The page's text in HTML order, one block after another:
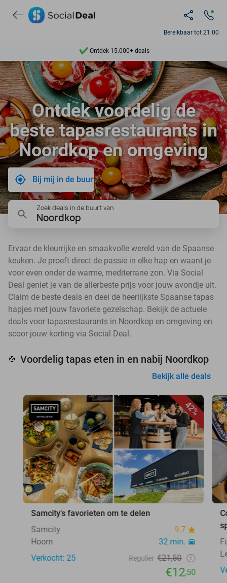
Bereikbaar tot 21:00
Ontdek 15.000+ deals
7 dagen per week beschikbaar
10+ miljoen leden
9,4
Ontdek 15.000+ deals
Ontdek voordelig de
beste tapasrestaurants in
Noordkop en omgeving
Bij mij in de buurt
Zoek deals in de buurt van
Noordkop
Ervaar de kleurrijke en smaakvolle wereld van de Spaanse
keuken. Je proeft direct de passie in elke hap en waant je
voor even onder de warme, mediterrane zon. Via Social
Deal geniet je van de allerbeste prijs voor jouw avondje uit.
Claim de beste deals en deel de heerlijkste Spaanse tapas
hapjes met jouw favoriete gezelschap. Bekijk de actuele
deals voor tapasrestaurants in Noordkop en omgeving en
scoor jouw korting via Social Deal.
🍲 Voordelig tapas eten in en nabij Noordkop
Bekijk alle deals
42%
Samcity's favorieten om te delen
Samcity
9.7
Hoorn
32 min.
Verkocht: 25
Regulier €21,50
€12,50